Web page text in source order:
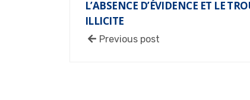
L’ABSENCE D’ÉVIDENCE ET LE
ILLICITE
Previous post